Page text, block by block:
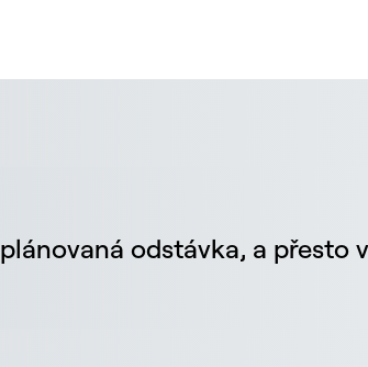
odstávka, a přesto